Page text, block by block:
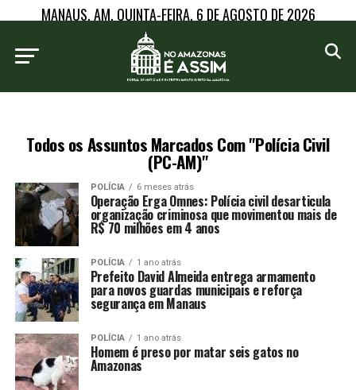
MANAUS, AM, QUINTA-FEIRA, 6 DE AGOSTO DE 2026
Todos os Assuntos Marcados Com "Polícia Civil
(PC-AM)"
POLÍCIA 6 meses atrás
Operação Erga Omnes: Polícia civil desarticula
organização criminosa que movimentou mais de
R$ 70 milhões em 4 anos
POLÍCIA 1 ano atrás
Prefeito David Almeida entrega armamento
para novos guardas municipais e reforça
segurança em Manaus
POLÍCIA 1 ano atrás
Homem é preso por matar seis gatos no
Amazonas